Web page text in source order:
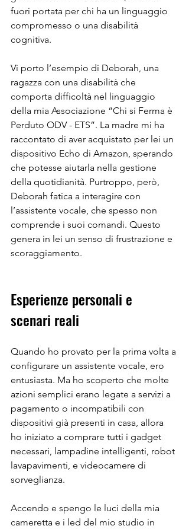
fuori portata per chi ha un linguaggio
compromesso o una disabilità
cognitiva.
Vi porto l’esempio di Deborah, una
ragazza con una disabilità che
comporta difficoltà nel linguaggio
della mia Associazione “Chi si Ferma è
Perduto ODV - ETS”. La madre mi ha
raccontato di aver acquistato per lei un
dispositivo Echo di Amazon, sperando
che potesse aiutarla nella gestione
della quotidianità. Purtroppo, però,
Deborah fatica a interagire con
l’assistente vocale, che spesso non
comprende i suoi comandi. Questo
genera in lei un senso di frustrazione e
scoraggiamento.
Esperienze personali e
scenari reali
Quando ho provato per la prima volta a
configurare un assistente vocale, ero
entusiasta. Ma ho scoperto che molte
azioni semplici erano legate a servizi a
pagamento o incompatibili con
dispositivi già presenti in casa, allora
ho iniziato a comprare tutti i gadget
necessari, lampadine intelligenti, robot
lavapavimenti, e videocamere di
sorveglianza.
Accendo e spengo le luci della mia
cameretta e i led del mio studio in